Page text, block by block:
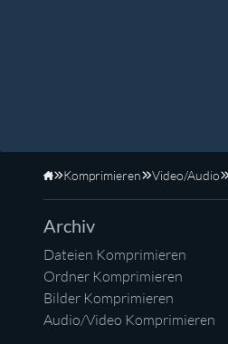
Startseite
Komprimieren Video/Audio
Archiv
Dateien Komprimieren
Ordner Komprimieren
Bilder Komprimieren
Audio/Video Komprimieren